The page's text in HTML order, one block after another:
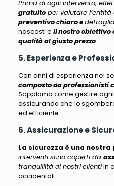
Prima di ogni intervento,
gratuitoper valutare l’entità
preventivo chiaro e
nascosti e il nostro obiettivo
qualità al giusto prezzo.
5. Esperienza e
Con anni di esperienza nel
composto da professionisti
Sappiamo come gestire
assicurando che lo
ed efficiente.
6. Assicurazione e
La sicurezza è una
interventi sono coperti da
tranquillità ai nostri clientiin
accidentali.